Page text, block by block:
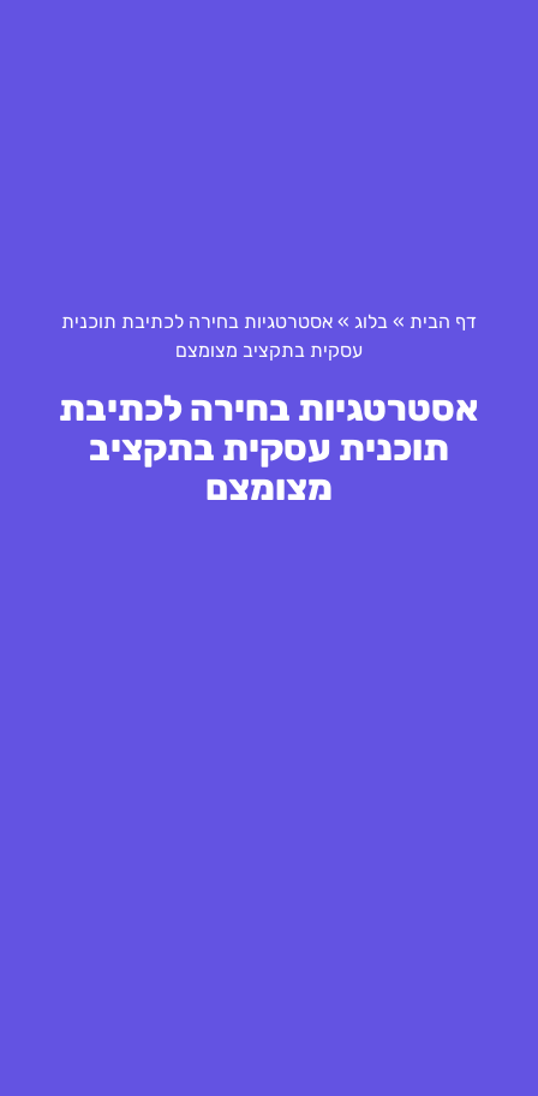
דף הבית » בלוג » אסטרטגיות בחירה לכתיבת תוכנית
עסקית בתקציב מצומצם
אסטרטגיות בחירה לכתיבת
תוכנית עסקית בתקציב
מצומצם